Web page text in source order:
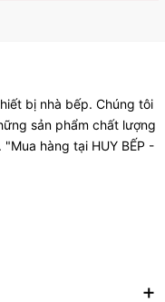
bị nhà bếp. Chúng tôi
sản phẩm chất lượng
hàng tại HUY BẾP -